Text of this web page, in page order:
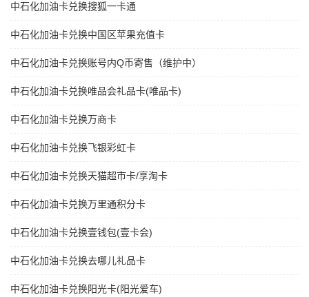
中石化加油卡兑换搜狐一卡通
中石化加油卡兑换中国区苹果充值卡
中石化加油卡兑换账号内Q币寄售（维护中）
中石化加油卡兑换唯品会礼品卡(唯品卡)
中石化加油卡兑换万商卡
中石化加油卡兑换飞银彩虹卡
中石化加油卡兑换天猫超市卡/享淘卡
中石化加油卡兑换万里通积分卡
中石化加油卡兑换壹钱包(壹卡会)
中石化加油卡兑换去哪儿礼品卡
中石化加油卡兑换阳光卡(阳光爱车)